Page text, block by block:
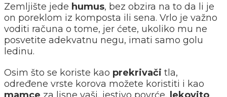
Zemljište jede humus, bez obzira na to da li je
on poreklom iz komposta ili sena. Vrlo je važno
voditi računa o tome, jer ćete, ukoliko mu ne
posvetite adekvatnu negu, imati samo golu
ledinu.
Osim što se koriste kao prekrivači tla,
određene vrste korova možete koristiti i kao
mamce za lisne vaši, jestivo povrće, lekovito